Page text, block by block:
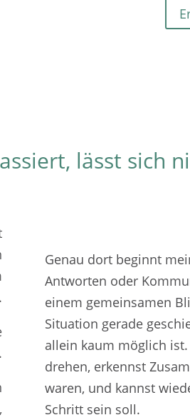
lässt sich
Genau dort beginnt
Antworten oder
einem gemeinsamen
Situation gerade
allein kaum möglich
drehen, erkennst
waren, und kannst
Schritt sein soll.